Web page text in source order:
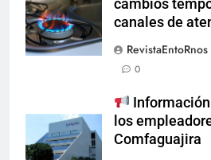
cambios
canales de
RevistaEntoRnos
0
los
Comfaguajira